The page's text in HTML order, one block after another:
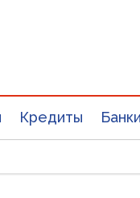
Кредиты Банки